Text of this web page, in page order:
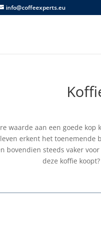
info@coffeexperts.eu
waarde aan een goede
erkent het
bovendien steeds vaker
deze koffie